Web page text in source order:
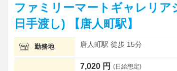
ファミリーマートギャレリ
日手渡し) 【唐人町駅】
勤務地 唐人町駅 徒歩 15分
7,020 円 (日給想定)